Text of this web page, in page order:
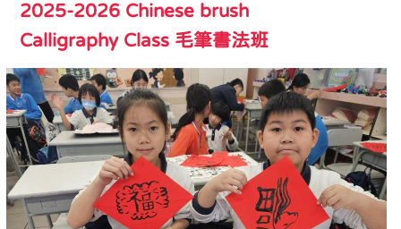
2025-2026 Chinese brush
Calligraphy Class 毛筆書法班